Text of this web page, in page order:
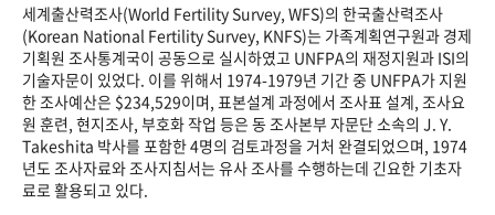
세계출산력조사(World Fertility Survey, WFS)의 한국출산력조사
(Korean National Fertility Survey, KNFS)는 가족계획연구원과 경제
기획원 조사통계국이 공동으로 실시하였고 UNFPA의 재정지원과 ISI의
기술자문이 있었다. 이를 위해서 1974-1979년 기간 중 UNFPA가 지원
한 조사예산은 $234,529이며, 표본설계 과정에서 조사표 설계, 조사요
원 훈련, 현지조사, 부호화 작업 등은 동 조사본부 자문단 소속의 J. Y.
Takeshita 박사를 포함한 4명의 검토과정을 거처 완결되었으며, 1974
년도 조사자료와 조사지침서는 유사 조사를 수행하는데 긴요한 기초자
료로 활용되고 있다.